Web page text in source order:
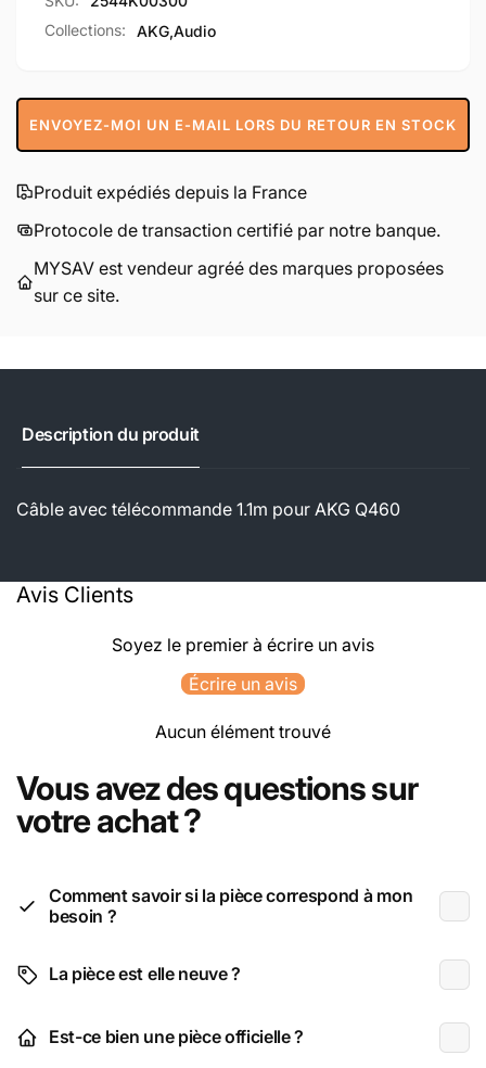
Collections:
AKG,Audio
ENVOYEZ-MOI UN E-MAIL LORS DU RETOUR EN STOCK
Produit expédiés depuis la France
Protocole de transaction certifié par notre banque.
MYSAV est vendeur agréé des marques proposées
sur ce site.
Description du produit
Câble avec télécommande 1.1m pour AKG Q460
Avis Clients
Soyez le premier à écrire un avis
Écrire un avis
Aucun élément trouvé
Vous avez des questions sur
votre achat ?
Comment savoir si la pièce correspond à mon
besoin ?
La pièce est elle neuve ?
Est-ce bien une pièce officielle ?